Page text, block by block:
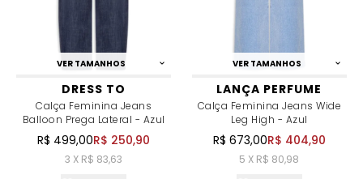
VER TAMANHOS
DRESS TO
Calça Feminina Jeans
Balloon Prega Lateral - Azul
R$ 499,00R$ 250,90
3 X R$ 83,63
VER TAMANHOS
LANÇA PERFUME
Calça Feminina Jeans Wide
Leg High - Azul
R$ 673,00R$ 404,90
5 X R$ 80,98